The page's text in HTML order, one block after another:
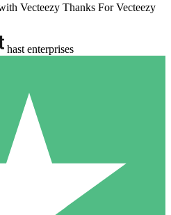
Vecteezy Thanks For Vecteezy
hast enterprises